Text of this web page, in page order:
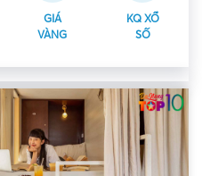
GIÁ
VÀNG
KQ XỔ
SỐ